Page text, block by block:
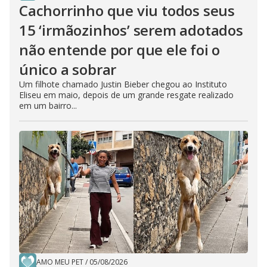
Cachorrinho que viu todos seus
15 ‘irmãozinhos’ serem adotados
não entende por que ele foi o
único a sobrar
Um filhote chamado Justin Bieber chegou ao Instituto
Eliseu em maio, depois de um grande resgate realizado
em um bairro...
AMO MEU PET/ 05/08/2026